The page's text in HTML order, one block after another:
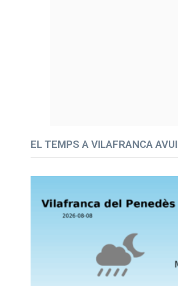
EL TEMPS A VILAFRANCA AVUI